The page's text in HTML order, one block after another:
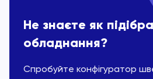
Не знаєте як
обладнання?
Спробуйте конфігуратор